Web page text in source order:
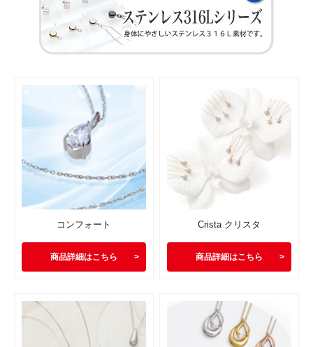
コンフォート
商品詳細はこちら
Crista クリスタ
商品詳細はこちら